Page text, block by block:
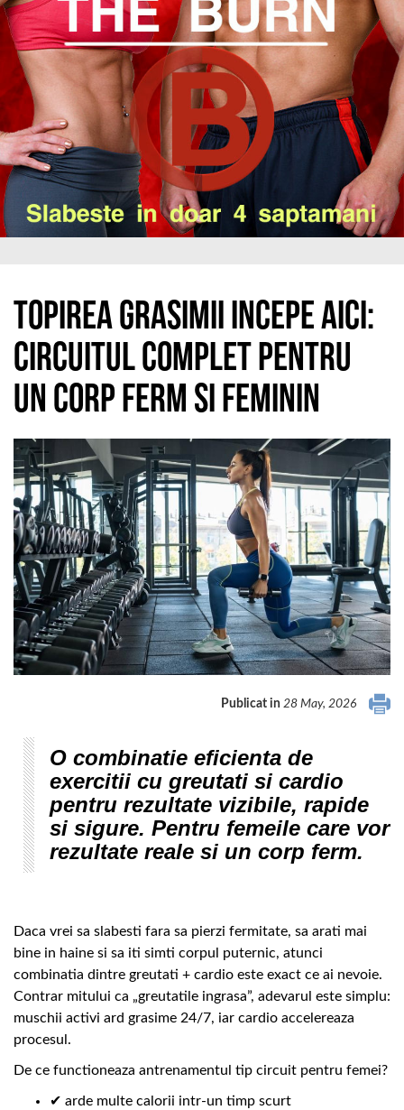
Topirea grasimii incepe aici:
circuitul complet pentru
un corp ferm si feminin
Publicat in 28 May, 2026
O combinatie eficienta de
exercitii cu greutati si cardio
pentru rezultate vizibile, rapide
si sigure. Pentru femeile care vor
rezultate reale si un corp ferm.
Daca vrei sa slabesti fara sa pierzi fermitate, sa arati mai
bine in haine si sa iti simti corpul puternic, atunci
combinatia dintre greutati + cardio este exact ce ai nevoie.
Contrar mitului ca „greutatile ingrasa”, adevarul este simplu:
muschii activi ard grasime 24/7, iar cardio accelereaza
procesul.
De ce functioneaza antrenamentul tip circuit pentru femei?
✔ arde multe calorii intr-un timp scurt